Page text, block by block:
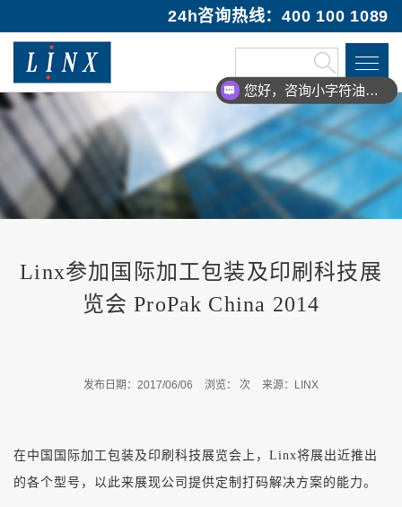
24h咨询热线：400 100 1089
Linx参加国际加工包装及印刷科技展
览会 ProPak China 2014
发布日期：2017/06/06 浏览： 次 来源：LINX
在中国国际加工包装及印刷科技展览会上，Linx将展出近推出
的各个型号，以此来展现公司提供定制打码解决方案的能力。
您好，咨询小字符油墨喷码机